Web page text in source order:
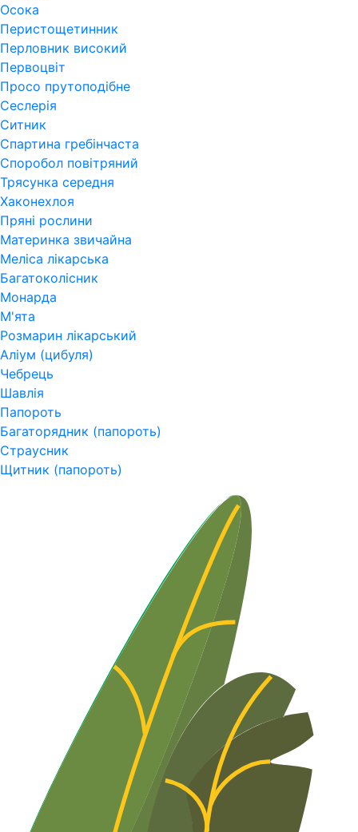
Осока
Перистощетинник
Перловник високий
Первоцвіт
Просо прутоподібне
Сеслерія
Ситник
Спартина гребінчаста
Споробол повітряний
Трясунка середня
Хаконехлоя
Пряні рослини
Материнка звичайна
Меліса лікарська
Багатоколісник
Монарда
М'ята
Розмарин лікарський
Аліум (цибуля)
Чебрець
Шавлія
Папороть
Багаторядник (папороть)
Страусник
Щитник (папороть)